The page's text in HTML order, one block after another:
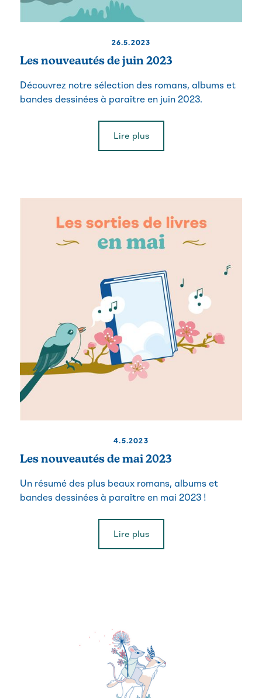
26.5.2023
Les nouveautés de juin 2023
Découvrez notre sélection des romans, albums et
bandes dessinées à paraître en juin 2023.
Lire plus
4.5.2023
Les nouveautés de mai 2023
Un résumé des plus beaux romans, albums et
bandes dessinées à paraître en mai 2023 !
Lire plus